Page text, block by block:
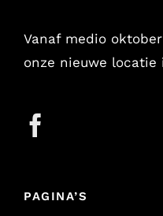
Vanaf medio
onze nieuwe locatie
PAGINA’S